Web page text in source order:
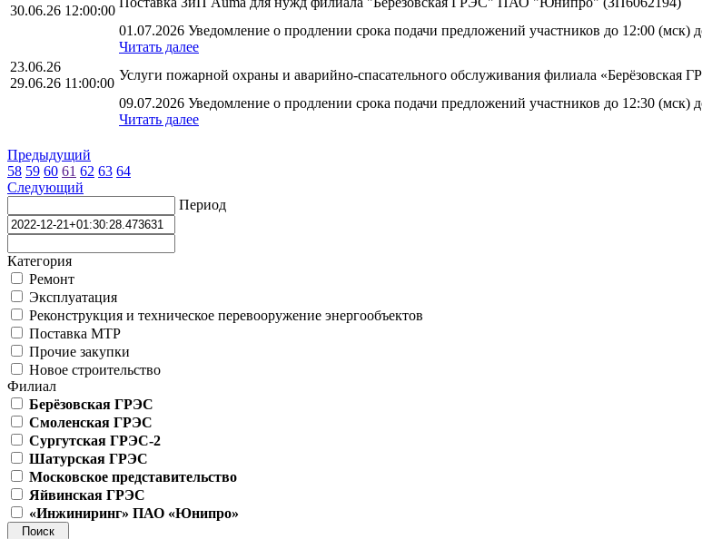
30.06.26 12:00:00
01.07.2026 Уведомление о продлении срока подачи предложений участников до 12:00 (мск)
Читать далее
23.06.26
29.06.26 11:00:00
Услуги пожарной охраны и аварийно-спасательного обслуживания филиала
09.07.2026 Уведомление о продлении срока подачи предложений участников до 12:30 (мск)
Читать далее
Предыдущий
58 59 60 61 62 63 64
Следующий
Период
Категория
Ремонт
Эксплуатация
Реконструкция и техническое перевооружение энергообъектов
Поставка МТР
Прочие закупки
Новое строительство
Филиал
Берёзовская ГРЭС
Смоленская ГРЭС
Сургутская ГРЭС-2
Шатурская ГРЭС
Московское представительство
Яйвинская ГРЭС
«Инжиниринг» ПАО «Юнипро»